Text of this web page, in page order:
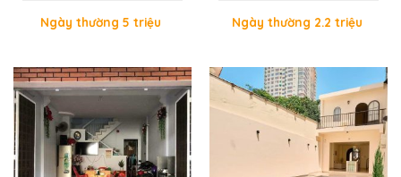
Ngày thường 5 triệu Ngày thường 2.2 triệu